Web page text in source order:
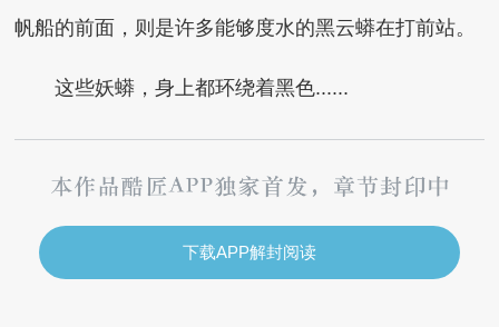
帆船的前面，则是许多能够度水的黑云蟒在打前站。
这些妖蟒，身上都环绕着黑色......
下载APP解封阅读